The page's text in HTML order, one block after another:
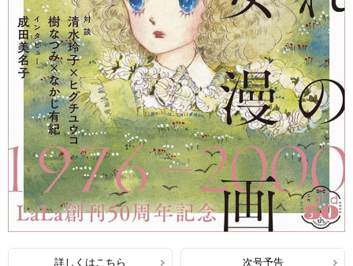
詳しくはこちら 次号予告